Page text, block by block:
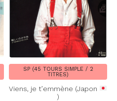
SP (45 TOURS SIMPLE / 2
TITRES)
Viens, je t’emmène (Japon
)